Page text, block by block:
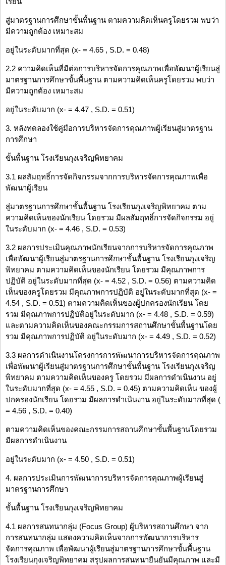
สู่มาตรฐานการศึกษาขั้นพื้นฐาน ตามความคิดเห็นครูโดยรวม พบว่า
มีความถูกต้อง เหมาะสม
อยู่ในระดับมากที่สุด (x- = 4.65 , S.D. = 0.48)
2.2 ความคิดเห็นที่มีต่อการบริหารจัดการคุณภาพเพื่อพัฒนาผู้เรียนสู่
มาตรฐานการศึกษาขั้นพื้นฐาน ตามความคิดเห็นครูโดยรวม พบว่า
มีความถูกต้อง เหมาะสม
อยู่ในระดับมาก (x- = 4.47 , S.D. = 0.51)
3. หลังทดลองใช้คู่มือการบริหารจัดการคุณภาพผู้เรียนสู่มาตรฐาน
การศึกษา
ขั้นพื้นฐาน โรงเรียนกุงเจริญพิทยาคม
3.1 ผลสัมฤทธิ์การจัดกิจกรรมจากการบริหารจัดการคุณภาพเพื่อ
พัฒนาผู้เรียน
สู่มาตรฐานการศึกษาขั้นพื้นฐาน โรงเรียนกุงเจริญพิทยาคม ตาม
ความคิดเห็นของนักเรียน โดยรวม มีผลสัมฤทธิ์การจัดกิจกรรม อยู่
ในระดับมาก (x- = 4.46 , S.D. = 0.53)
3.2 ผลการประเมินคุณภาพนักเรียนจากการบริหารจัดการคุณภาพ
เพื่อพัฒนาผู้เรียนสู่มาตรฐานการศึกษาขั้นพื้นฐาน โรงเรียนกุงเจริญ
พิทยาคม ตามความคิดเห็นของนักเรียน โดยรวม มีคุณภาพการ
ปฏิบัติ อยู่ในระดับมากที่สุด (x- = 4.52 , S.D. = 0.56) ตามความคิด
เห็นของครูโดยรวม มีคุณภาพการปฏิบัติ อยู่ในระดับมากที่สุด (x- =
4.54 , S.D. = 0.51) ตามความคิดเห็นของผู้ปกครองนักเรียน โดย
รวม มีคุณภาพการปฏิบัติอยู่ในระดับมาก (x- = 4.48 , S.D. = 0.59)
และตามความคิดเห็นของคณะกรรมการสถานศึกษาขั้นพื้นฐานโดย
รวม มีคุณภาพการปฏิบัติ อยู่ในระดับมาก (x- = 4.49 , S.D. = 0.52)
3.3 ผลการดำเนินงานโครงการการพัฒนาการบริหารจัดการคุณภาพ
เพื่อพัฒนาผู้เรียนสู่มาตรฐานการศึกษาขั้นพื้นฐาน โรงเรียนกุงเจริญ
พิทยาคม ตามความคิดเห็นของครู โดยรวม มีผลการดำเนินงาน อยู่
ในระดับมากที่สุด (x- = 4.55 , S.D. = 0.45) ตามความคิดเห็น ของผู้
ปกครองนักเรียน โดยรวม มีผลการดำเนินงาน อยู่ในระดับมากที่สุด (
= 4.56 , S.D. = 0.40)
ตามความคิดเห็นของคณะกรรมการสถานศึกษาขั้นพื้นฐานโดยรวม
มีผลการดำเนินงาน
อยู่ในระดับมาก (x- = 4.50 , S.D. = 0.51)
4. ผลการประเมินการพัฒนาการบริหารจัดการคุณภาพผู้เรียนสู่
มาตรฐานการศึกษา
ขั้นพื้นฐาน โรงเรียนกุงเจริญพิทยาคม
4.1 ผลการสนทนากลุ่ม (Focus Group) ผู้บริหารสถานศึกษา จาก
การสนทนากลุ่ม แสดงความคิดเห็นจากการพัฒนาการบริหาร
จัดการคุณภาพ เพื่อพัฒนาผู้เรียนสู่มาตรฐานการศึกษาขั้นพื้นฐาน
โรงเรียนกุงเจริญพิทยาคม สรุปผลการสนทนายืนยันมีคุณภาพ และมี